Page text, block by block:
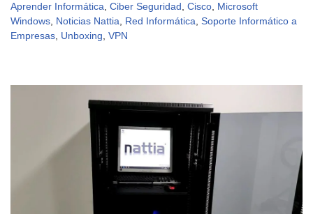
Aprender Informática Ciber Seguridad Cisco
Microsoft
Windows
Noticias Nattia Red Informática Soporte Informático a
Empresas Unboxing VPN